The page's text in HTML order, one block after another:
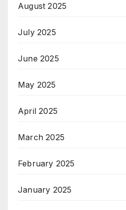
August 2025
July 2025
June 2025
May 2025
April 2025
March 2025
February 2025
January 2025